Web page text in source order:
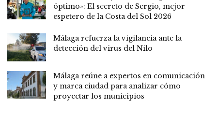
óptimo»: El secreto de Sergio, mejor
espetero de la Costa del Sol 2026
Málaga refuerza la vigilancia ante la
detección del virus del Nilo
Málaga reúne a expertos en comunicación
y marca ciudad para analizar cómo
proyectar los municipios